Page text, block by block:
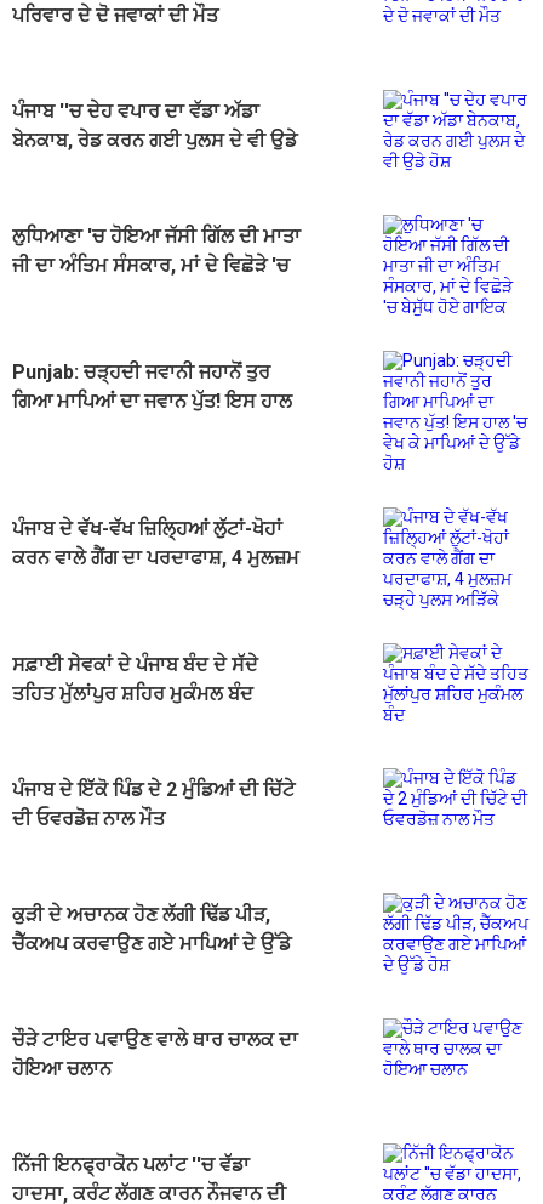
ਪਰਿਵਾਰ ਦੇ ਦੋ ਜਵਾਕਾਂ ਦੀ ਮੌਤ
ਪੰਜਾਬ ''ਚ ਦੇਹ ਵਪਾਰ ਦਾ ਵੱਡਾ ਅੱਡਾ
ਬੇਨਕਾਬ, ਰੇਡ ਕਰਨ ਗਈ ਪੁਲਸ ਦੇ ਵੀ ਉਡੇ
ਲੁਧਿਆਣਾ 'ਚ ਹੋਇਆ ਜੱਸੀ ਗਿੱਲ ਦੀ ਮਾਤਾ
ਜੀ ਦਾ ਅੰਤਿਮ ਸੰਸਕਾਰ, ਮਾਂ ਦੇ ਵਿਛੋੜੇ 'ਚ
Punjab: ਚੜ੍ਹਦੀ ਜਵਾਨੀ ਜਹਾਨੋਂ ਤੁਰ
ਗਿਆ ਮਾਪਿਆਂ ਦਾ ਜਵਾਨ ਪੁੱਤ! ਇਸ ਹਾਲ
ਪੰਜਾਬ ਦੇ ਵੱਖ-ਵੱਖ ਜ਼ਿਲ੍ਹਿਆਂ ਲੁੱਟਾਂ-ਖੋਹਾਂ
ਕਰਨ ਵਾਲੇ ਗੈਂਗ ਦਾ ਪਰਦਾਫਾਸ਼, 4 ਮੁਲਜ਼ਮ
ਸਫ਼ਾਈ ਸੇਵਕਾਂ ਦੇ ਪੰਜਾਬ ਬੰਦ ਦੇ ਸੱਦੇ
ਤਹਿਤ ਮੁੱਲਾਂਪੁਰ ਸ਼ਹਿਰ ਮੁਕੰਮਲ ਬੰਦ
ਪੰਜਾਬ ਦੇ ਇੱਕੋ ਪਿੰਡ ਦੇ 2 ਮੁੰਡਿਆਂ ਦੀ ਚਿੱਟੇ
ਦੀ ਓਵਰਡੋਜ਼ ਨਾਲ ਮੌਤ
ਕੁੜੀ ਦੇ ਅਚਾਨਕ ਹੋਣ ਲੱਗੀ ਢਿੱਡ ਪੀੜ,
ਚੈੱਕਅਪ ਕਰਵਾਉਣ ਗਏ ਮਾਪਿਆਂ ਦੇ ਉੱਡੇ
ਚੌੜੇ ਟਾਇਰ ਪਵਾਉਣ ਵਾਲੇ ਥਾਰ ਚਾਲਕ ਦਾ
ਹੋਇਆ ਚਲਾਨ
ਨਿੱਜੀ ਇਨਫ੍ਰਾਕੋਨ ਪਲਾਂਟ ''ਚ ਵੱਡਾ
ਹਾਦਸਾ, ਕਰੰਟ ਲੱਗਣ ਕਾਰਨ ਨੌਜਵਾਨ ਦੀ